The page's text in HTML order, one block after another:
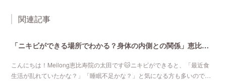
関連記事
「ニキビができる場所でわかる？身体の内側との関係」恵比寿で口コミNo 1美容鍼灸ならmeilong
こんにちは！Meilong恵比寿院の太田です🐱ニキビができると、「最近食
生活が乱れていたかな？」「睡眠不足かな？」と気になる方も多いので…